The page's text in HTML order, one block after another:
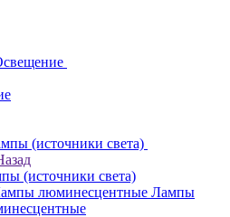
(источники света)
(источники света)
Лампы